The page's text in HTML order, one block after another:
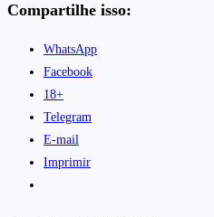
Compartilhe isso:
WhatsApp
Facebook
18+
Telegram
E-mail
Imprimir